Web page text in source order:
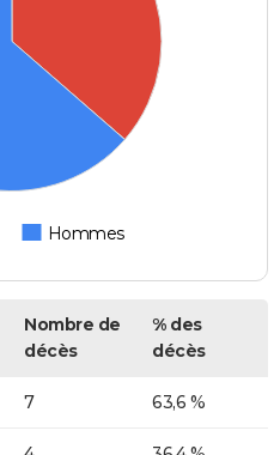
Hommes
Nombre de
décès
% des
décès
7 63,6 %